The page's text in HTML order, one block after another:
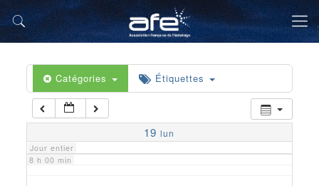
Catégories Étiquettes
19 lun
Jour entier
5 h 00 min
6 h 00 min
7 h 00 min
8 h 00 min